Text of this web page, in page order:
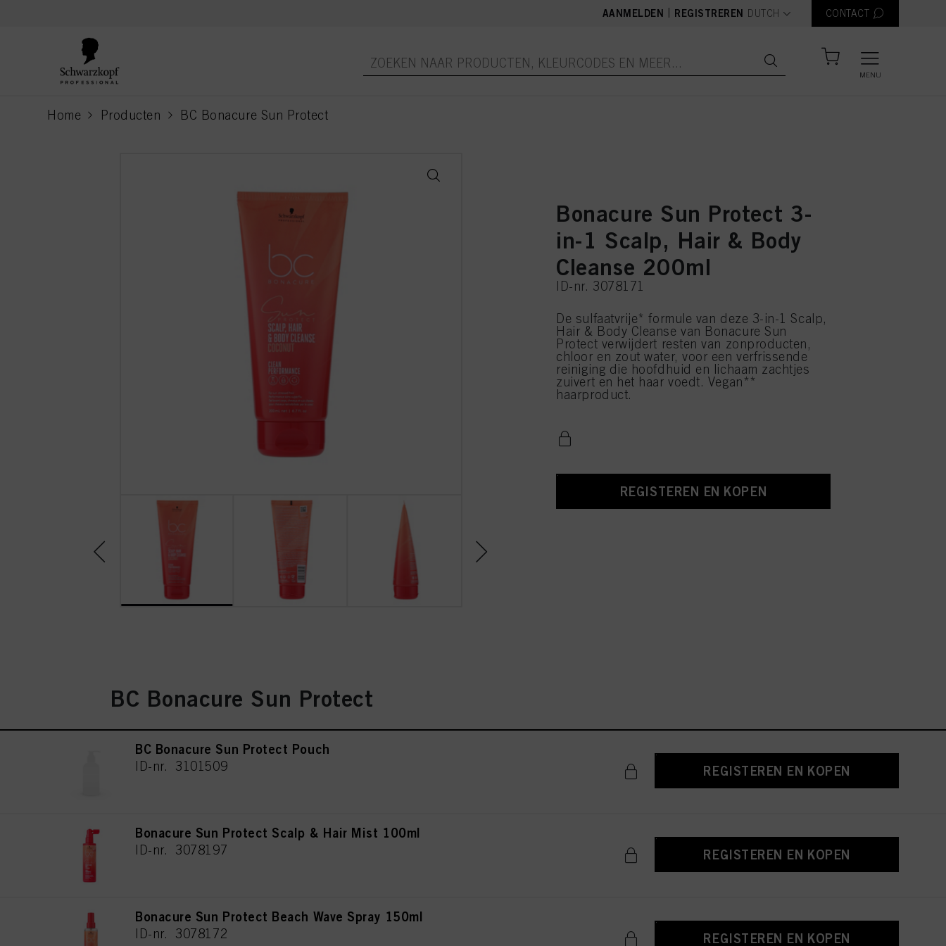
AANMELDEN REGISTREREN text.language
DUTCH CONTACT
MENU
Home Producten BC Bonacure Sun Protect
current page
Bonacure Sun Protect 3-
in-1 Scalp, Hair & Body
Cleanse 200ml
ID-nr. 3078171
De sulfaatvrije* formule van deze 3-in-1 Scalp,
Hair & Body Cleanse van Bonacure Sun
Protect verwijdert resten van zonproducten,
chloor en zout water, voor een verfrissende
reiniging die hoofdhuid en lichaam zachtjes
zuivert en het haar voedt. Vegan**
haarproduct.
REGISTEREN EN KOPEN
BC Bonacure Sun Protect
BC Bonacure Sun Protect Pouch
ID-nr. 3101509 REGISTEREN EN KOPEN
Bonacure Sun Protect Scalp & Hair Mist 100ml
ID-nr. 3078197 REGISTEREN EN KOPEN
Bonacure Sun Protect Beach Wave Spray 150ml
ID-nr. 3078172 REGISTEREN EN KOPEN